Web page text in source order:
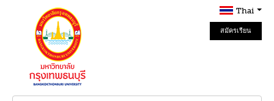
Thai
สมัครเรียน
Online